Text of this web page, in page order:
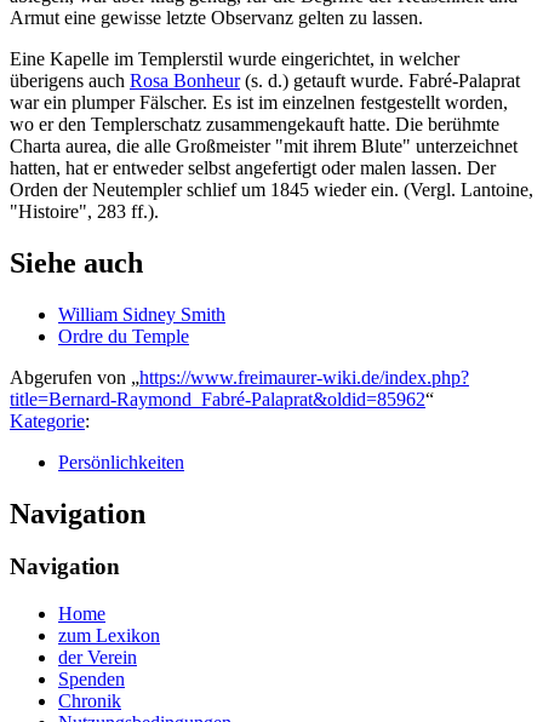
Armut eine gewisse letzte Observanz gelten zu lassen.
Eine Kapelle im Templerstil wurde eingerichtet, in welcher
überigens auch Rosa Bonheur(s. d.) getauft wurde. Fabré-Palaprat
war ein plumper Fälscher. Es ist im einzelnen festgestellt worden,
wo er den Templerschatz zusammengekauft hatte. Die berühmte
Charta aurea, die alle Großmeister "mit ihrem Blute" unterzeichnet
hatten, hat er entweder selbst angefertigt oder malen lassen. Der
Orden der Neutempler schlief um 1845 wieder ein. (Vergl. Lantoine,
"Histoire", 283 ff.).
Siehe auch
William Sidney Smith
Ordre du Temple
Abgerufen von „https://www.freimaurer-wiki.de/index.php?
title=Bernard-Raymond_Fabré-Palaprat&oldid=85962“
Kategorie:
Persönlichkeiten
Navigation
Navigation
Home
zum Lexikon
der Verein
Spenden
Chronik